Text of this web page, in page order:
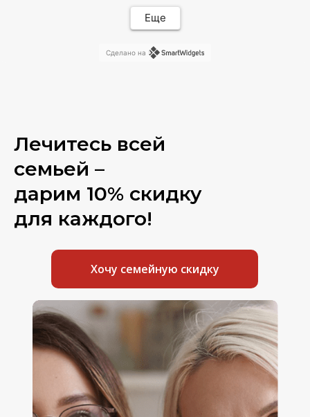
,оснащение клиники потрясающее.Если вы
Еще
Сделано на
Хочу семейную скидку
Лечитесь всей
семьей –
дарим 10% скидку
для каждого!